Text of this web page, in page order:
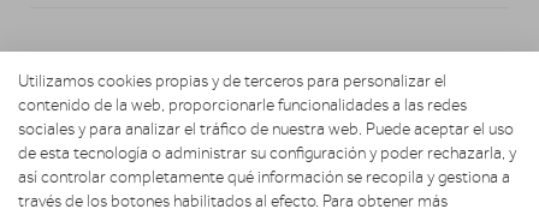
Copyright 2026. TELEVIDEO CLAVÉ
Utilizamos cookies propias y de terceros para personalizar el
contenido de la web, proporcionarle funcionalidades a las redes
sociales y para analizar el tráfico de nuestra web. Puede aceptar el uso
de esta tecnología o administrar su configuración y poder rechazarla, y
así controlar completamente qué información se recopila y gestiona a
través de los botones habilitados al efecto. Para obtener más